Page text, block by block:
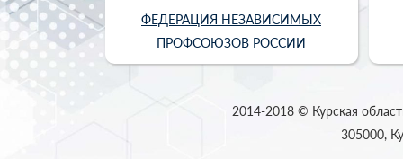
ФЕДЕРАЦИЯ НЕЗАВИСИМЫХ
ПРОФСОЮЗОВ РОССИИ
2014-2018 © Курская
305000,